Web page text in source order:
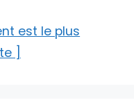
est le plus
]